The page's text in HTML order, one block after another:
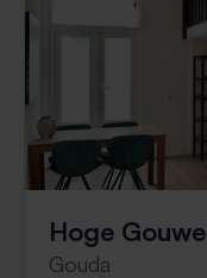
Hoge Gouwe
Gouda